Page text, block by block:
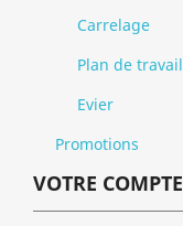
Carrelage
Plan de travail
Evier
Promotions
VOTRE COMPTE